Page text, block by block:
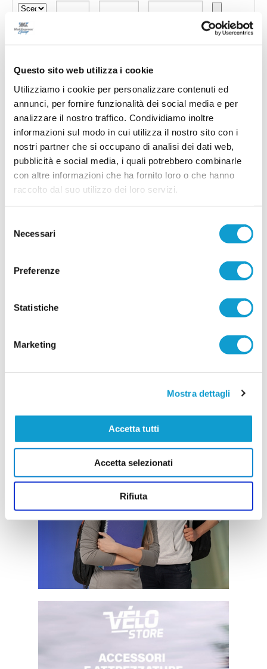
Questo sito web utilizza i cookie
Utilizziamo i cookie per personalizzare contenuti ed
annunci, per fornire funzionalità dei social media e per
analizzare il nostro traffico. Condividiamo inoltre
informazioni sul modo in cui utilizza il nostro sito con i
nostri partner che si occupano di analisi dei dati web,
pubblicità e social media, i quali potrebbero combinarle
con altre informazioni che ha fornito loro o che hanno
raccolto dal suo utilizzo dei loro servizi.
delNecessari
Preferenze
Statistiche
Marketing
Mostra dettagli
Accetta tutti
Accetta selezionati
Rifiuta